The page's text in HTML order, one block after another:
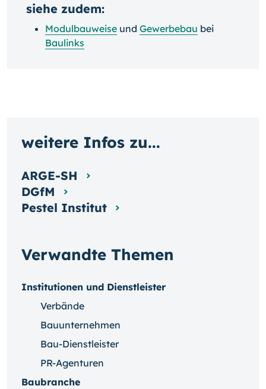
siehe zudem:
Modulbauweise und Gewerbebau bei
Baulinks
Verwandte Themen
Institutionen und Dienstleister
Verbände
Bauunternehmen
Bau-Dienstleister
PR-Agenturen
Baubranche
weitere Infos zu...
ARGE-SH
DGfM
Pestel Institut